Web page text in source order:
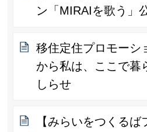
ン「MIRAIを歌う」
移住定住プロモーシ
から私は、ここで暮
しらせ
【みらいをつくるば